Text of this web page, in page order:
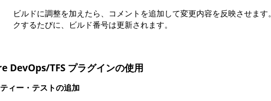
ビルドに調整を加えたら、コメントを追加して変更内容を反映させます。
クするたびに、ビルド番号は更新されます。
DevOps/TFS プラグインの使用
ィー・テストの追加